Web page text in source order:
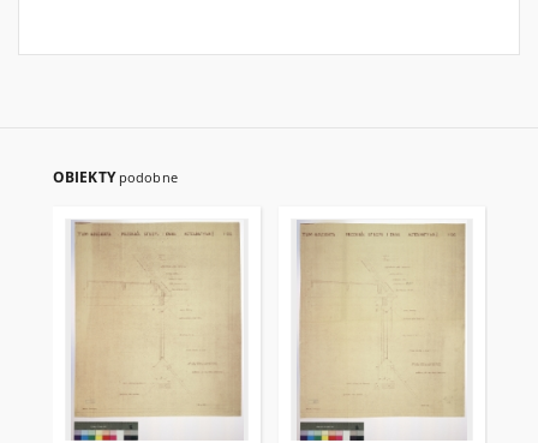
OBIEKTY podobne